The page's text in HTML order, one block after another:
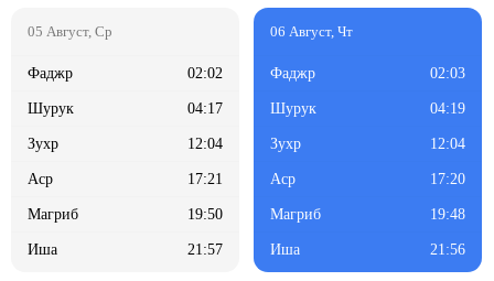
02:02
04:17
12:04
17:21
19:50
21:57
02:03
04:19
12:04
17:20
19:48
21:56